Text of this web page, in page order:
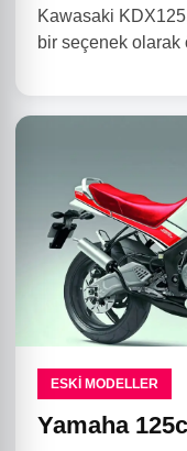
Kawasaki
bir seçenek olarak
ESKI MODELLER
Yamaha